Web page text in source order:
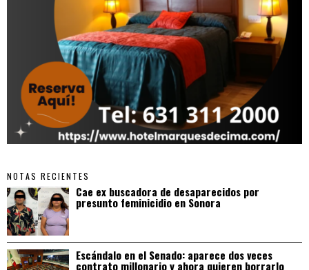
NOTAS RECIENTES
Cae ex buscadora de desaparecidos por
presunto feminicidio en Sonora
Escándalo en el Senado: aparece dos veces
contrato millonario y ahora quieren borrarlo